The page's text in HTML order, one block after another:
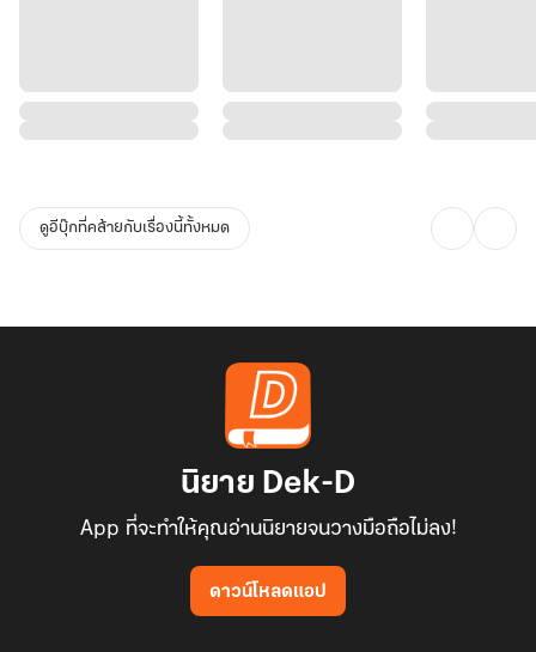
ดูอีบุ๊กที่คล้ายกับเรื่องนี้ทั้งหมด
นิยาย Dek-D
App ที่จะทำให้คุณอ่านนิยายจนวางมือถือไม่ลง!
ดาวน์โหลดแอป